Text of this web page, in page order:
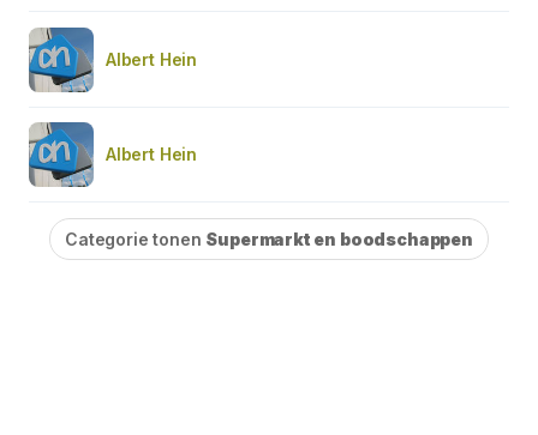
Albert Hein
Albert Hein
Categorie tonen Supermarkt en boodschappen